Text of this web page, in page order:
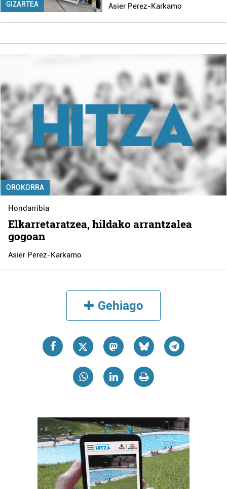
GIZARTEA Asier Perez-Karkamo
OROKORRA
Hondarribia
Elkarretaratzea, hildako arrantzalea
gogoan
Asier Perez-Karkamo
Gehiago